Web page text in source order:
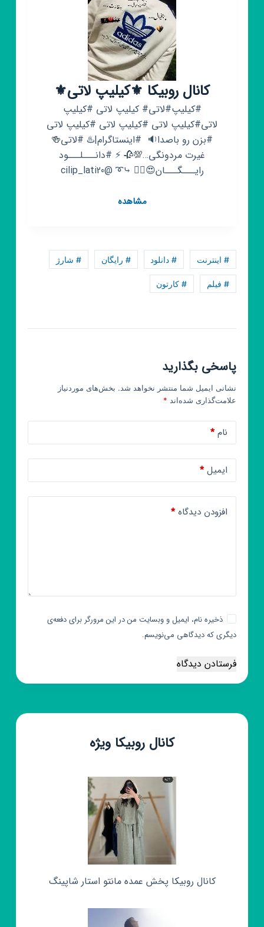
کانال روبیکا ⚜️کیلیپ لاتی⚜️
#کیلیپ#لاتی# کیلیپ لاتی #کیلیپ
لاتی#کیلیپ لاتی #کیلیپ لاتی #کیلیپ لاتی
#بزن رو باصدا🔉 ‌ #اینستاگرام|♨️ #لاتی🍻
غیرت مردونگی…💯🥀 ⚡ #دانـــلـــود
رایـــگـــان😍☝🏿 ⤷➰ @cilip_lati20
مشاهدهکانال
# اینترنت # دانلود # رایگان # شارژ
# فیلم # کارتون
پاسخی بگذارید
نشانی ایمیل شما منتشر نخواهد شد. بخش‌های موردنیاز
علامت‌گذاری شده‌اند *
نام*
ایمیل*
افزودن دیدگاه*
ذخیره نام، ایمیل و وبسایت من در این مرورگر برای دفعه‌ی
دیگری که دیدگاهی می‌نویسم.
فرستادن دیدگاه
کانال روبیکا ویژه
کانال روبیکا پخش عمده مانتو استار شاپینگ